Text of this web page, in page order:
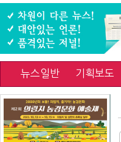
뉴스일반 기획보도